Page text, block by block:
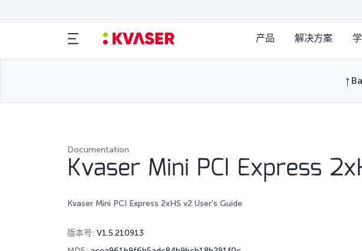
产品 解决方案
Documentation
Kvaser Mini PCI Express
Kvaser Mini PCI Express 2xHS v2 User's Guide
版本号: V1.5.210913